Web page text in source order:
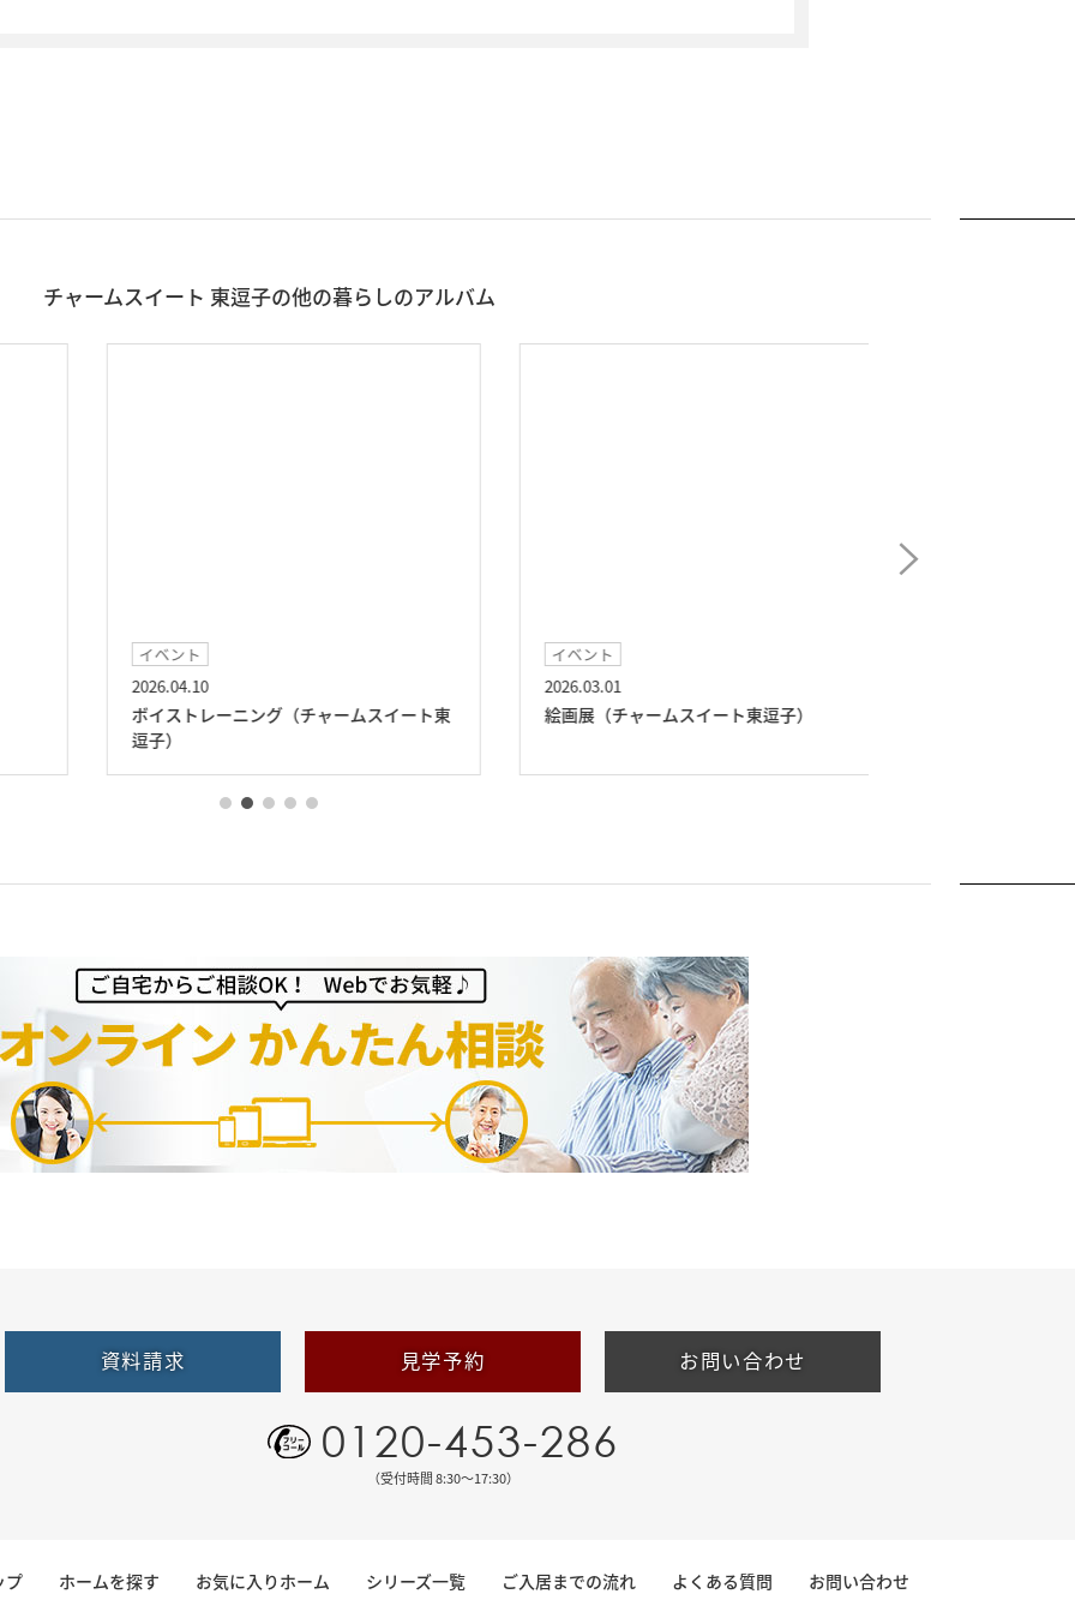
チャームスイート 東逗子の他の暮らしのアルバム
イベント
2026.04.10
ボイストレーニング（チャームスイート東
逗子）
イベント
2026.03.01
絵画展（チャームスイート東逗子）
資料請求 見学予約 お問い合わせ
0120-453-286
（受付時間 8:30〜17:30）
プ ホームを探す お気に入りホーム シリーズ一覧 ご入居までの流れ よくある質問 お問い合わせ